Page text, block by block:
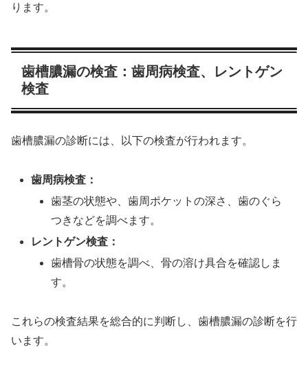
ります。
歯槽膿漏の検査：歯周病検査、レントゲン
検査
歯槽膿漏の診断には、以下の検査が行われます。
歯周病検査：
歯茎の状態や、歯周ポケットの深さ、歯のぐら
つきなどを調べます。
レントゲン検査：
歯槽骨の状態を調べ、骨の溶け具合を確認しま
す。
これらの検査結果を総合的に判断し、歯槽膿漏の診断を行
います。